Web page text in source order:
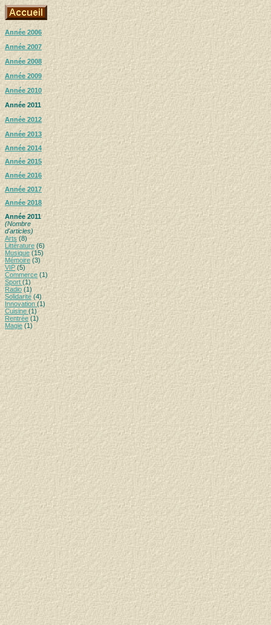
Année 2006
Année 2007
Année 2008
Année 2009
Année 2010
Année 2011
Année 2012
Année 2013
Année 2014
Année 2015
Année 2016
Année 2017
Année 2018
Année 2011
(Nombre
d'articles)
Arts (8)
Littérature (6)
Musique (15)
Mémoire (3)
VIP (5)
Commerce (1)
Sport (1)
Radio (1)
Solidarité (4)
Innovation(1)
Cuisine (1)
Rentrée (1)
Magie (1)